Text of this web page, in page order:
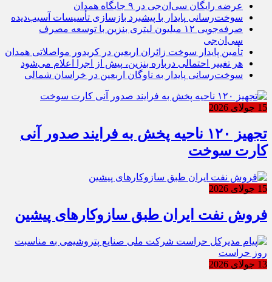
عرضه رایگان سی‌ان‌جی در ۹ جایگاه همدان
سوخت‌رسانی پایدار با پیشبرد بازسازی تأسیسات آسیب‌دیده
صرفه‌جویی ۱۲ میلیون لیتری بنزین با توسعه مصرف
سی‌ان‌جی
تأمین پایدار سوخت زائران اربعین در کریدور مواصلاتی همدان
هر تغییر احتمالی درباره بنزین، پیش از اجرا اعلام می‌شود
سوخت‌رسانی پایدار به ناوگان اربعین در خراسان شمالی
15 جولای 2026
تجهیز ۱۲۰ ناحیه پخش به فرایند صدور آنی
کارت سوخت
15 جولای 2026
فروش نفت ایران طبق سازوکارهای پیشین
13 جولای 2026